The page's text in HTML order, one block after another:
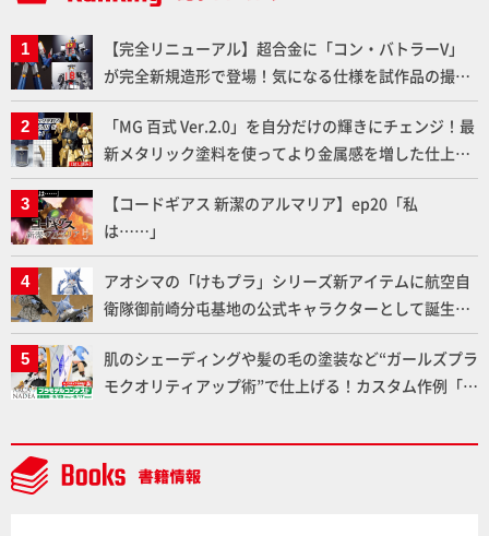
【完全リニューアル】超合金に「コン・バトラーV」
が完全新規造形で登場！気になる仕様を試作品の撮り
下ろしでご紹介!!さらに「大鉄人17」＆「ワンエイ
ト」セット情報もお届け！【超合金の魂】
「MG 百式 Ver.2.0」を自分だけの輝きにチェンジ！最
新メタリック塗料を使ってより金属感を増した仕上が
りに!!【試し読み】
【コードギアス 新潔のアルマリア】ep20「私
は……」
アオシマの「けもプラ」シリーズ新アイテムに航空自
衛隊御前崎分屯基地の公式キャラクターとして誕生し
た「おまねこ」が着任！けもプラ公式サイト限定版と
通常版の2ラインで発売！
肌のシェーディングや髪の毛の塗装など“ガールズプラ
モクオリティアップ術”で仕上げる！カスタム作例「白
デルコンテスト」～8月17日（月）11:59まで応募受付
中】